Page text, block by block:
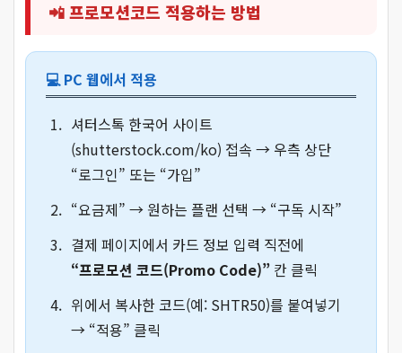
📲 프로모션코드 적용하는 방법
💻 PC 웹에서 적용
셔터스톡 한국어 사이트
(shutterstock.com/ko) 접속 → 우측 상단
“로그인” 또는 “가입”
“요금제” → 원하는 플랜 선택 → “구독 시작”
결제 페이지에서 카드 정보 입력 직전에
“프로모션 코드(Promo Code)” 칸 클릭
위에서 복사한 코드(예: SHTR50)를 붙여넣기
→ “적용” 클릭